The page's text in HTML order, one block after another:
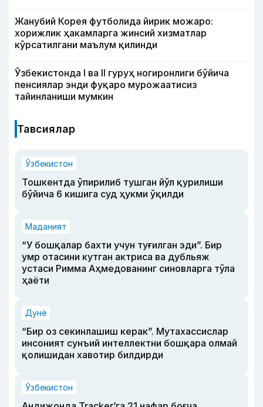
Жанубий Корея футболида йирик можаро:
хорижлик ҳакамларга жинсий хизматлар
кўрсатилгани маълум қилинди
Ўзбекистонда I ва II гуруҳ ногиронлиги бўйича
пенсиялар энди фуқаро мурожаатисиз
тайинланиши мумкин
Тавсиялар
Ўзбекистон
Тошкентда ўпирилиб тушган йўл қурилиши
бўйича 6 кишига суд ҳукми ўқилди
Маданият
“У бошқалар бахти учун туғилган эди”. Бир
умр отасини кутган актриса ва дубльяж
устаси Римма Аҳмедованинг синовларга тўла
ҳаёти
Дунё
“Бир оз секинлашиш керак”. Мутахассислар
инсоният сунъий интеллектни бошқара олмай
қолишидан хавотир билдирди
Ўзбекистон